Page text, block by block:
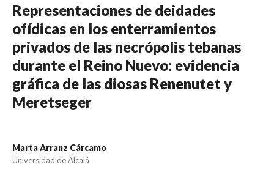
Representaciones de deidades
ofídicas en los enterramientos
privados de las necrópolis tebanas
durante el Reino Nuevo: evidencia
gráfica de las diosas Renenutet y
Meretseger
Marta Arranz Cárcamo
Universidad de Alcalá